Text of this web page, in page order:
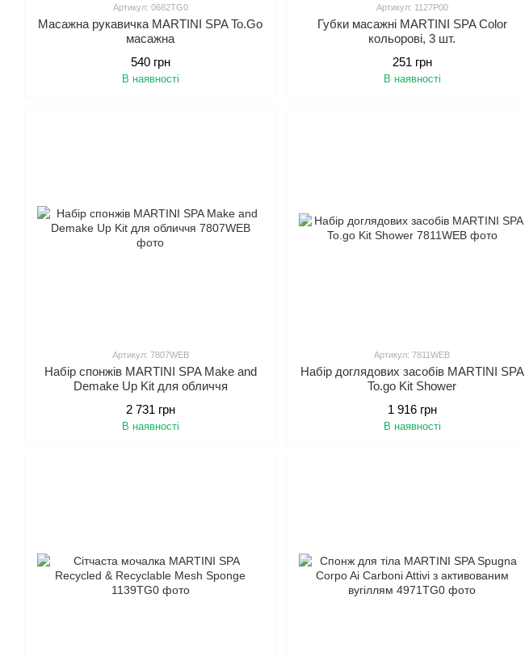
Артикул: 0682TG0
Масажна рукавичка MARTINI SPA To.Go
масажна
540 грн
В наявності
Артикул: 1127P00
Губки масажні MARTINI SPA Color
кольорові, 3 шт.
251 грн
В наявності
Артикул: 7807WEB
Набір спонжів MARTINI SPA Make and
Demake Up Kit для обличчя
2 731 грн
В наявності
Артикул: 7811WEB
Набір доглядових засобів MARTINI SPA
To.go Kit Shower
1 916 грн
В наявності